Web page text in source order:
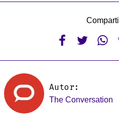
  
Autor:
The Conversation